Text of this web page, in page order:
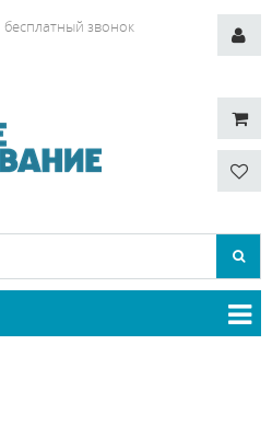
бесплатный звонок